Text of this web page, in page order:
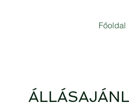
Főoldal